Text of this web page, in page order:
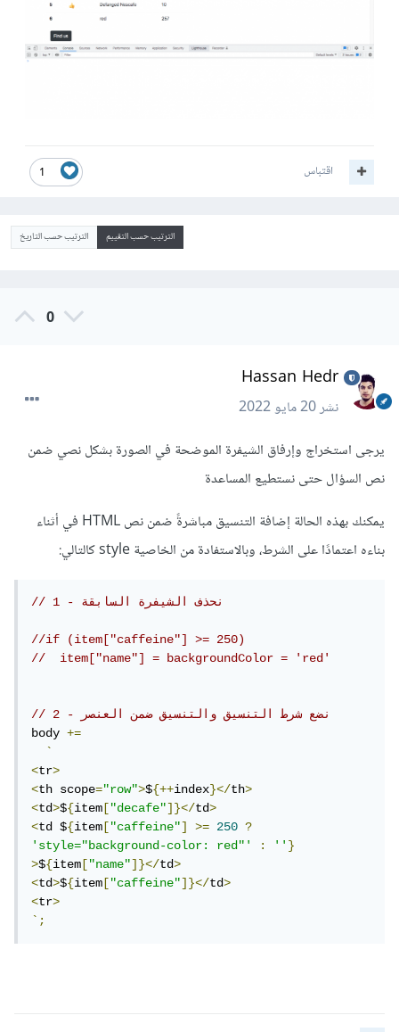
1 اقتباس
الترتيب حسب التقييم الترتيب حسب التاريخ
0
Hassan Hedr
نشر20 مايو 2022
يرجى استخراج وإرفاق الشيفرة الموضحة في الصورة بشكل نصي ضمن
نص السؤال حتى نستطيع المساعدة
يمكنك بهذه الحالة إضافة التنسيق مباشرةً ضمن نص HTML في أثناء
بناءه اعتمادًا على الشرط، وبالاستفادة من الخاصية style كالتالي:
// 1 - نحذف الشيفرة السابقة
//if (item["caffeine"] >= 250)
//  item["name"] = backgroundColor = 'red'
// 2 - نضع شرط التنسيق والتنسيق ضمن العنصر
body +=
`
<tr>
<th scope="row">${++index}</th>
<td>${item ["decafe"]}</td>
<td ${item ["caffeine"] >= 250
?
'style="background-color: red"'
: ''}
>${item ["name"]}</td>
<td>${item ["caffeine"]}</td>
<tr>
`;